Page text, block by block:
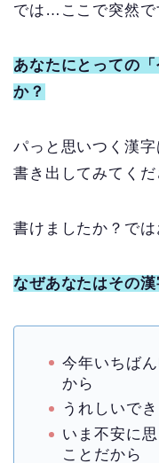
では…ここで突然で
あなたにとっての
か？
パっと思いつく漢
書き出してみてくだ
書けましたか？では
なぜあなたはその
今年いちば
から
うれしいで
いま不安に
ことだから